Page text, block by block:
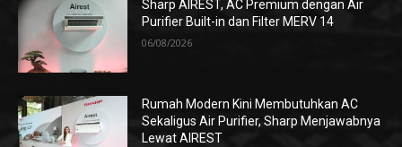
Sharp AIREST, AC Premium dengan Air
Purifier Built-in dan Filter MERV 14
06/08/2026
Rumah Modern Kini Membutuhkan AC
Sekaligus Air Purifier, Sharp Menjawabnya
Lewat AIREST